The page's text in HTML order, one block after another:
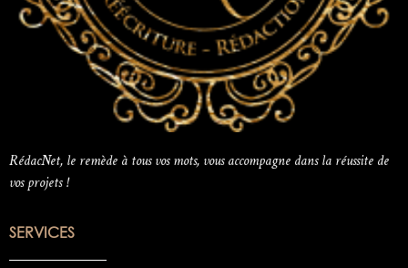
RédacNet, le remède à tous vos mots, vous accompagne dans la réussite de
vos projets !
SERVICES